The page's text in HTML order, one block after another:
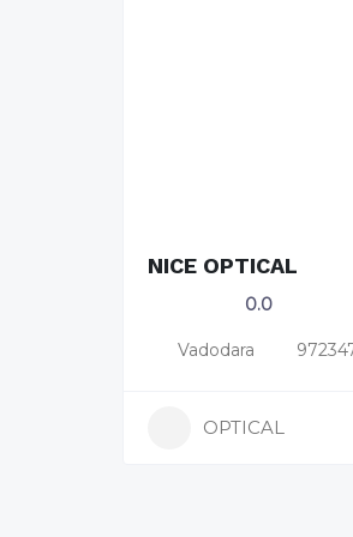
NICE OPTICAL
0.0
Vadodara
OPTICAL